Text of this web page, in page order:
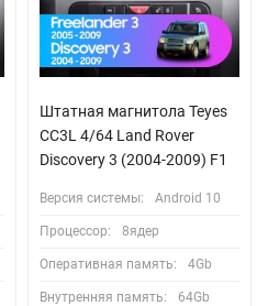
Штатная магнитола Teyes
CC3L 4/64 Land Rover
Discovery 3 (2004-2009) F1
Версия системы: Android 10
Процессор: 8ядер
Оперативная память: 4Gb
Внутренняя память: 64Gb